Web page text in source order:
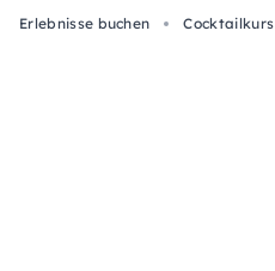
Erlebnisse buchen
Cocktailkurs